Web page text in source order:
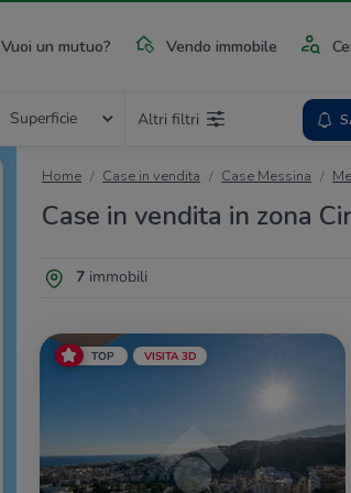
Vuoi un mutuo? Vendo immobile
Superficie Altri filtri
Home Case in vendita Case Messina
Case in vendita in zona
7immobili
TOP VISITA 3D